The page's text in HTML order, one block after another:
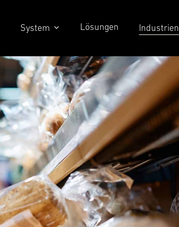
System Lösungen Industrien